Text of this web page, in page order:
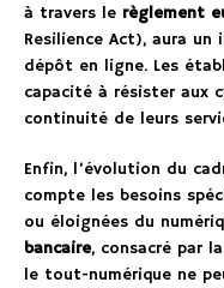
à travers le règlement
Resilience Act), aura
dépôt en ligne. Les
capacité à résister aux
continuité de leurs
Enfin, l’évolution du
compte les besoins
ou éloignées du
bancaire, consacré par
le tout-numérique ne